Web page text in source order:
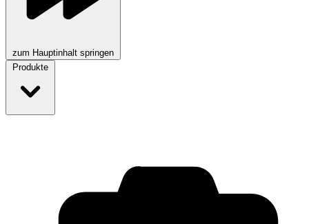
zum Hauptinhalt springen
Produkte